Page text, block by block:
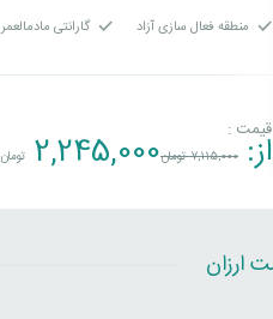
منطقه فعال سازی آزاد گارانتی مادمالعمر
قیمت :
از: 7,115,000تومان2,245,000 تومان